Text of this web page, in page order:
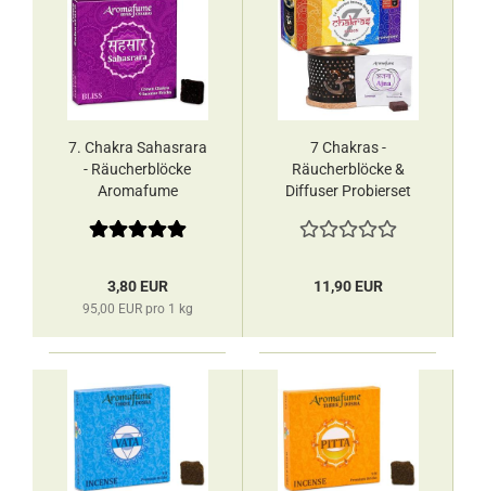
7. Chakra Sahasrara
- Räucherblöcke
Aromafume
3,80 EUR
95,00 EUR pro 1 kg
7 Chakras -
Räucherblöcke &
Diffuser Probierset
11,90 EUR